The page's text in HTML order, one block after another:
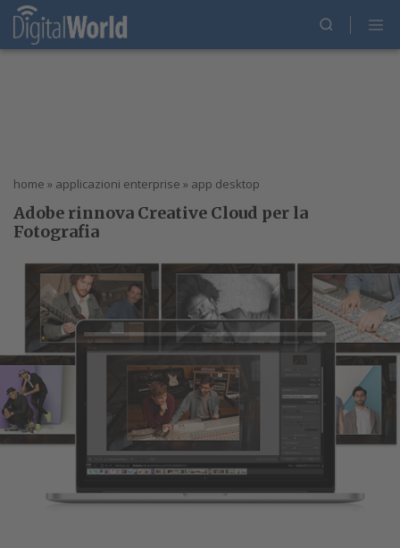
home » applicazioni enterprise » app desktop
Adobe rinnova Creative Cloud per la
Fotografia